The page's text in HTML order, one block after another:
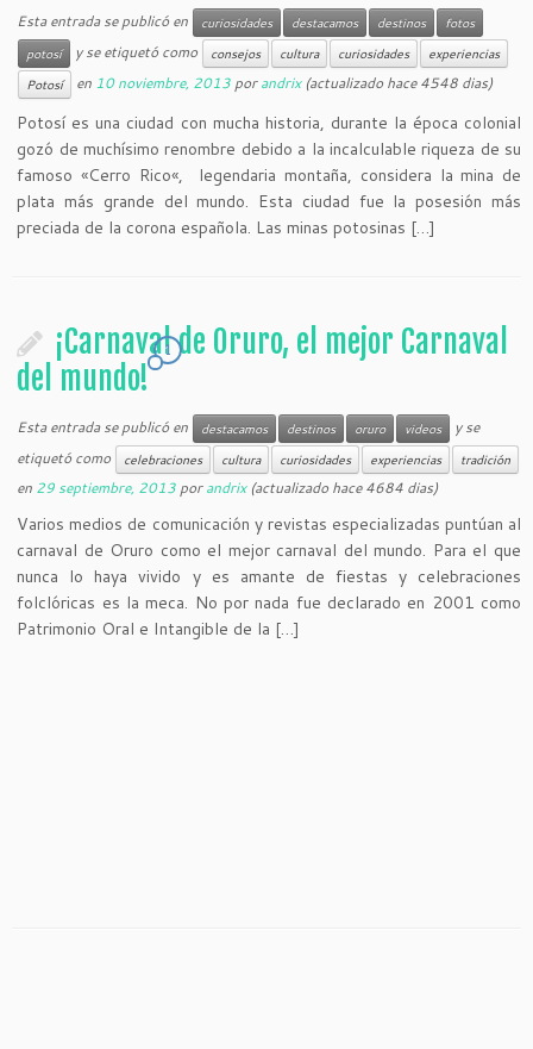
Esta entrada se publicó en curiosidades destacamos destinos
fotos
potosí
y se etiquetó como consejos cultura curiosidades
experiencias
Potosí
en 10 noviembre, 2013 porandrix(actualizado hace 4548 dias)
Potosí es una ciudad con mucha historia, durante la época colonial
gozó de muchísimo renombre debido a la incalculable riqueza de su
famoso «Cerro Rico«, legendaria montaña, considera la mina de
plata más grande del mundo. Esta ciudad fue la posesión más
preciada de la corona española. Las minas potosinas […]
¡Carnaval de Oruro, el mejor Carnaval
del mundo!
1
Esta entrada se publicó en destacamos destinos oruro videos
y se
etiquetó como
celebraciones cultura curiosidades experiencias tradición
en 29 septiembre, 2013 porandrix(actualizado hace 4684 dias)
Varios medios de comunicación y revistas especializadas puntúan al
carnaval de Oruro como el mejor carnaval del mundo. Para el que
nunca lo haya vivido y es amante de fiestas y celebraciones
folclóricas es la meca. No por nada fue declarado en 2001 como
Patrimonio Oral e Intangible de la […]